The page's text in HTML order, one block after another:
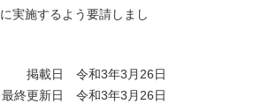
実施するよう要請しまし
掲載日 令和3年3月26日
最終更新日 令和3年3月26日